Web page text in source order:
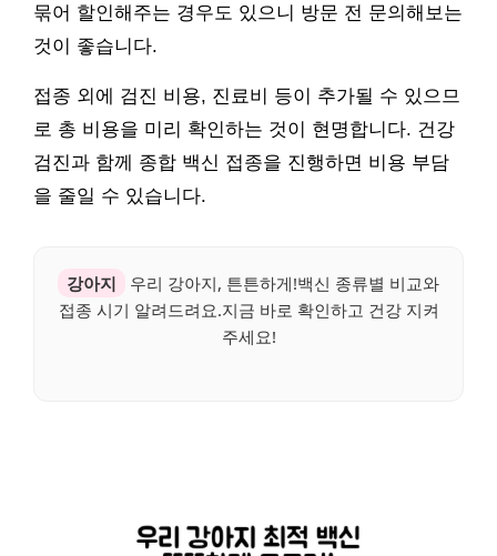
묶어 할인해주는 경우도 있으니 방문 전 문의해보는
것이 좋습니다.
접종 외에 검진 비용, 진료비 등이 추가될 수 있으므
로 총 비용을 미리 확인하는 것이 현명합니다. 건강
검진과 함께 종합 백신 접종을 진행하면 비용 부담
을 줄일 수 있습니다.
강아지
우리 강아지, 튼튼하게!백신 종류별 비교와
접종 시기 알려드려요.지금 바로 확인하고 건강 지켜
주세요!